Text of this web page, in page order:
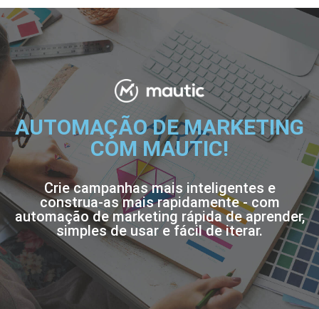
AUTOMAÇÃO DE MARKETING
COM MAUTIC!
Crie campanhas mais inteligentes e
construa-as mais rapidamente - com
automação de marketing rápida de aprender,
simples de usar e fácil de iterar.